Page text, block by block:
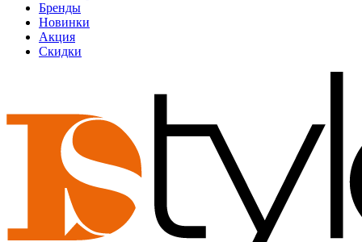
Бренды
Новинки
Акция
Скидки